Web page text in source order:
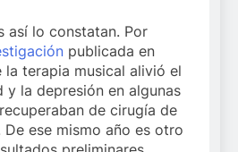
así lo constatan. Por
publicada en
terapia musical alivió el
y la depresión en algunas
de cirugía de
ese mismo año es otro